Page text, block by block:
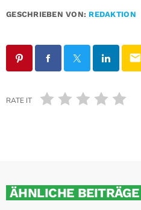
GESCHRIEBEN VON: REDAKTION
email
RATE IT
ÄHNLICHE BEITRÄGE